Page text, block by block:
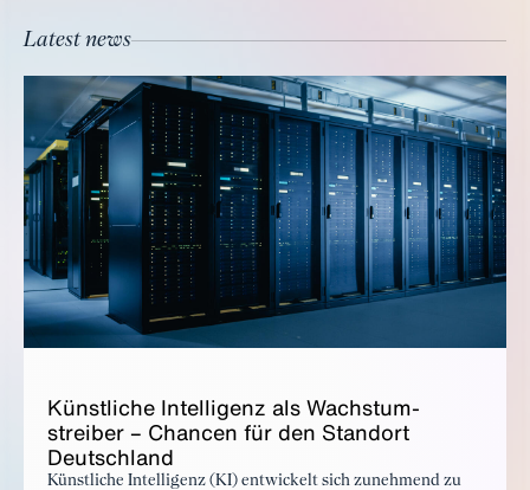
Latest news
Kün­stliche In­tel­li­genz als Wach­s­tum­
streiber – Chan­cen für den Stan­dort
Deutsch­land
Künstliche Intelligenz (KI) entwickelt sich zunehmend zu